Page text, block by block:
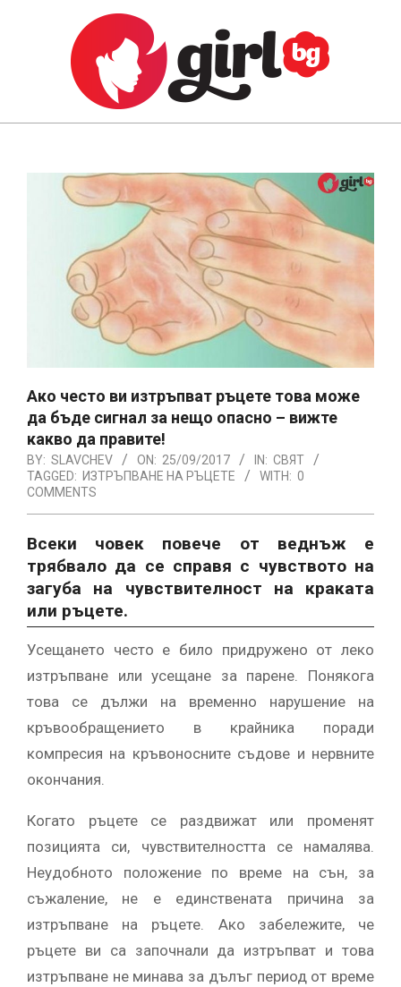
GIRL.BG
Navigation
Ако често ви изтръпват ръцете това може
да бъде сигнал за нещо опасно – вижте
какво да правите!
BY: SLAVCHEV ON: 25/09/2017 IN: СВЯТ
TAGGED: ИЗТРЪПВАНЕ НА РЪЦЕТЕ WITH: 0
COMMENTS
Всеки човек повече от веднъж е
трябвало да се справя с чувството на
загуба на чувствителност на краката
или ръцете.
Усещането често е било придружено от леко
изтръпване или усещане за парене. Понякога
това се дължи на временно нарушение на
кръвообращението в крайника поради
компресия на кръвоносните съдове и нервните
окончания.
Когато ръцете се раздвижат или променят
позицията си, чувствителността се намалява.
Неудобното положение по време на сън, за
съжаление, не е единствената причина за
изтръпване на ръцете. Ако забележите, че
ръцете ви са започнали да изтръпват и това
изтръпване не минава за дълъг период от време